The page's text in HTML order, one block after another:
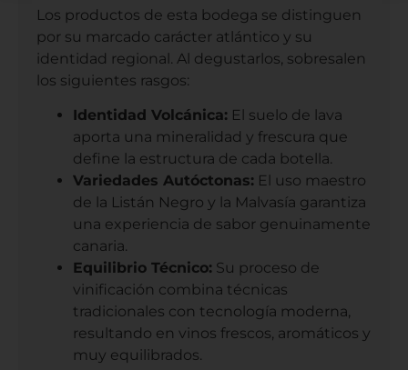
Los productos de esta bodega se distinguen
por su marcado carácter atlántico y su
identidad regional. Al degustarlos, sobresalen
los siguientes rasgos:
Identidad Volcánica: El suelo de lava
aporta una mineralidad y frescura que
define la estructura de cada botella.
Variedades Autóctonas: El uso maestro
de la Listán Negro y la Malvasía garantiza
una experiencia de sabor genuinamente
canaria.
Equilibrio Técnico: Su proceso de
vinificación combina técnicas
tradicionales con tecnología moderna,
resultando en vinos frescos, aromáticos y
muy equilibrados.